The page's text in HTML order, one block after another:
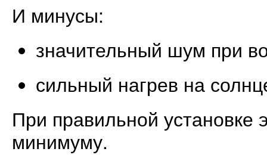
И минусы:
значительный шум при
сильный нагрев на
При правильной установке
минимуму.